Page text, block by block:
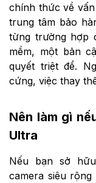
chính thức về
trung tâm bảo
từng trường hợp
mềm, một bản
quyết triệt để.
cứng, việc thay
Nên làm gì
Ultra
Nếu bạn sở
camera siêu